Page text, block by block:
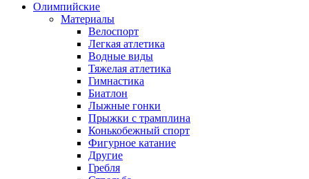
Олимпийские
Материалы
Велоспорт
Легкая атлетика
Водные виды
Тяжелая атлетика
Гимнастика
Биатлон
Лыжные гонки
Прыжки с трамплина
Конькобежный спорт
Фигурное катание
Другие
Гребля